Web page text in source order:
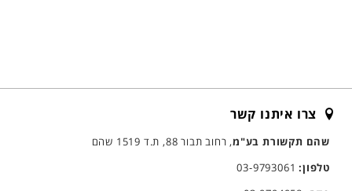
צרו איתנו קשר
שהם תקשורת בע"מ, רחוב תבור 88, ת.ד 1519 שהם
טלפון:03-9793061